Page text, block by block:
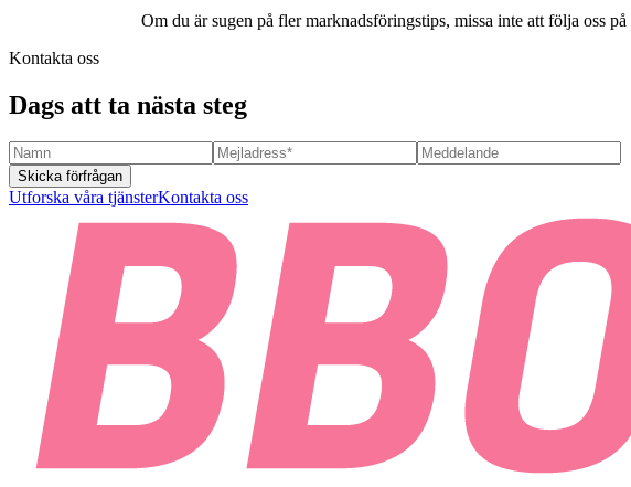
Om du är sugen på fler marknadsföringstips, missa inte att följa oss på
Kontakta oss
Dags att ta nästa steg
Skicka förfrågan
Utforska våra tjänsterKontakta oss